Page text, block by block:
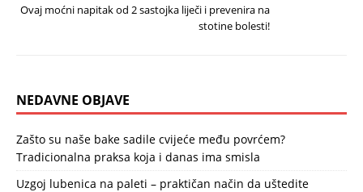
Ovaj moćni napitak od 2 sastojka liječi i prevenira na
stotine bolesti!
NEDAVNE OBJAVE
Zašto su naše bake sadile cvijeće među povrćem?
Tradicionalna praksa koja i danas ima smisla
Uzgoj lubenica na paleti – praktičan način da uštedite